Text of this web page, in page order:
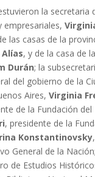
la secretaria
empresariales,
las casas de la
Alías, y de la casa de
Durán; la
del gobierno de la
Aires, Virginia
de la Fundación del
, presidente de la
Konstantinovsky
General de la Nación;
de Estudios